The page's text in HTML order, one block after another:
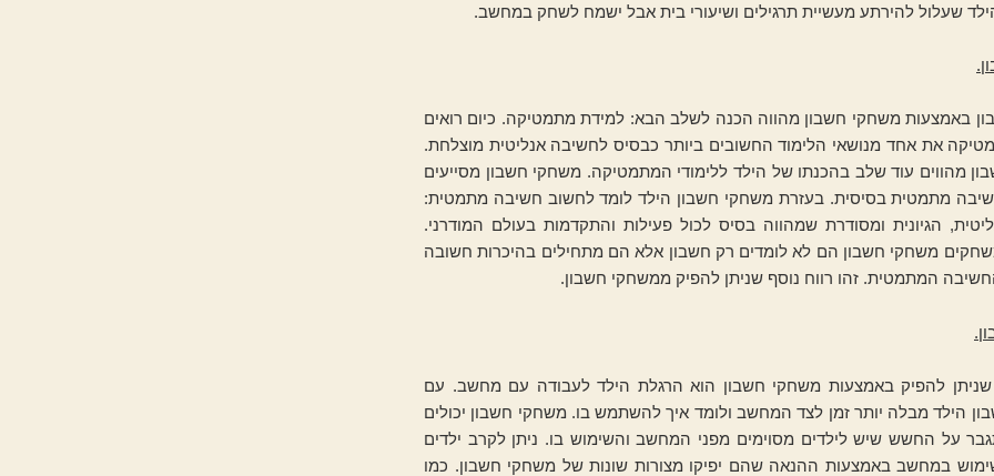
שעלול להירתע מעשיית תרגילים ושיעורי בית אבל ישמח לשחק במחשב.
באמצעות משחקי חשבון מהווה הכנה לשלב הבא: למידת מתמטיקה. כיום רואים
את אחד מנושאי הלימוד החשובים ביותר כבסיס לחשיבה אנליטית מוצלחת.
מהווים עוד שלב בהכנתו של הילד ללימודי המתמטיקה. משחקי חשבון מסייעים
מתמטית בסיסית. בעזרת משחקי חשבון הילד לומד לחשוב חשיבה מתמטית:
הגיונית ומסודרת שמהווה בסיס לכול פעילות והתקדמות בעולם המודרני.
משחקי חשבון הם לא לומדים רק חשבון אלא הם מתחילים בהיכרות חשובה
המתמטית. זהו רווח נוסף שניתן להפיק ממשחקי חשבון.
שניתן להפיק באמצעות משחקי חשבון הוא הרגלת הילד לעבודה עם מחשב. עם
הילד מבלה יותר זמן לצד המחשב ולומד איך להשתמש בו. משחקי חשבון יכולים
על החשש שיש לילדים מסוימים מפני המחשב והשימוש בו. ניתן לקרב ילדים
במחשב באמצעות ההנאה שהם יפיקו מצורות שונות של משחקי חשבון. כמו